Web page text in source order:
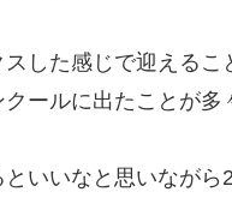
した感じで迎えるこ
ールに出たことが多
いいなと思いながら